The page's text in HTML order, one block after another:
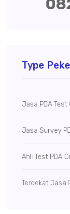
Type
Jasa PDA Test
Jasa Survey
Ahli Test PDA
Terdekat Jasa